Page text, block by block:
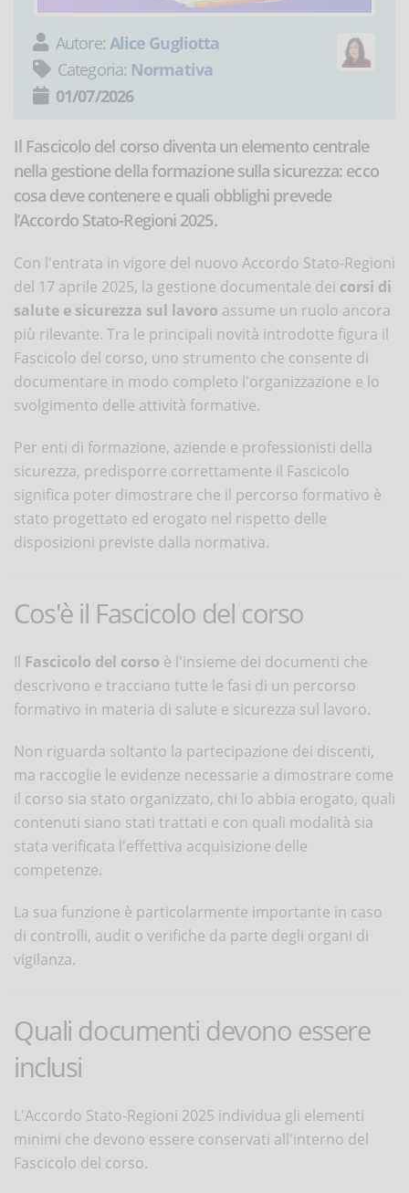
Autore: Alice Gugliotta
Categoria: Normativa
01/07/2026
Il Fascicolo del corso diventa un elemento centrale
nella gestione della formazione sulla sicurezza: ecco
cosa deve contenere e quali obblighi prevede
l’Accordo Stato-Regioni 2025.
Con l'entrata in vigore del nuovo Accordo Stato-Regioni
del 17 aprile 2025, la gestione documentale dei corsi di
salute e sicurezza sul lavoro assume un ruolo ancora
più rilevante. Tra le principali novità introdotte figura il
Fascicolo del corso, uno strumento che consente di
documentare in modo completo l'organizzazione e lo
svolgimento delle attività formative.
Per enti di formazione, aziende e professionisti della
sicurezza, predisporre correttamente il Fascicolo
significa poter dimostrare che il percorso formativo è
stato progettato ed erogato nel rispetto delle
disposizioni previste dalla normativa.
Cos'è il Fascicolo del corso
Il Fascicolo del corso è l'insieme dei documenti che
descrivono e tracciano tutte le fasi di un percorso
formativo in materia di salute e sicurezza sul lavoro.
Non riguarda soltanto la partecipazione dei discenti,
ma raccoglie le evidenze necessarie a dimostrare come
il corso sia stato organizzato, chi lo abbia erogato, quali
contenuti siano stati trattati e con quali modalità sia
stata verificata l'effettiva acquisizione delle
competenze.
La sua funzione è particolarmente importante in caso
di controlli, audit o verifiche da parte degli organi di
vigilanza.
Quali documenti devono essere
inclusi
L'Accordo Stato-Regioni 2025 individua gli elementi
minimi che devono essere conservati all'interno del
Fascicolo del corso.